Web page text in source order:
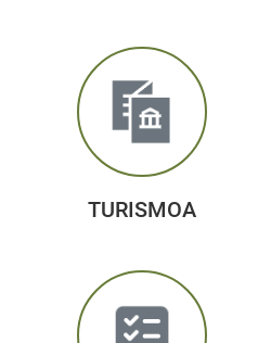
TURISMOA